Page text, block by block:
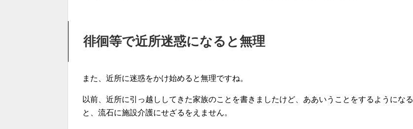
徘徊等で近所迷惑になると無理
また、近所に迷惑をかけ始めると無理ですね。
以前、近所に引っ越ししてきた家族のことを書きましたけど、ああいうことをするようになる
と、流石に施設介護にせざるをえません。